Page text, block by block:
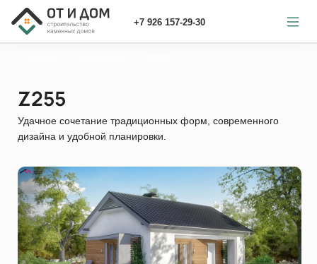
+7 926 157-29-30
Z255
Удачное сочетание традиционных форм, современного
дизайна и удобной планировки.